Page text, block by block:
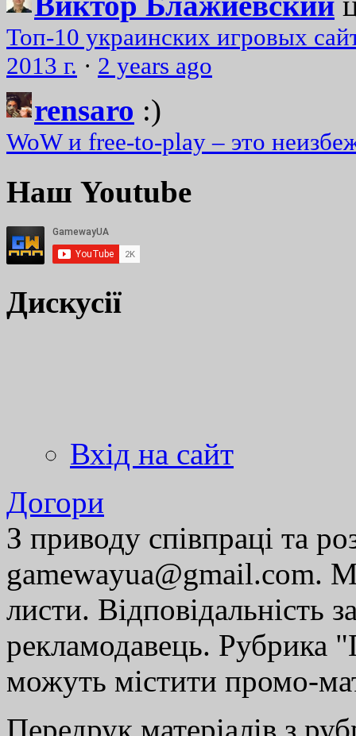
Топ-10 украинских игровых
2013 г. · 2 years ago
rensaro :)
WoW и free-to-play – это
Наш Youtube
Дискусії
Вхід на сайт
Догори
З приводу співпраці та
gamewayua@gmail.com.
листи. Відповідальність
рекламодавець. Рубрика
можуть містити промо-